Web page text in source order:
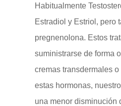
Habitualmente
Estradiol y Estriol, pero
pregnenolona. Estos
suministrarse de forma
cremas transdermales
estas hormonas,
una menor disminución